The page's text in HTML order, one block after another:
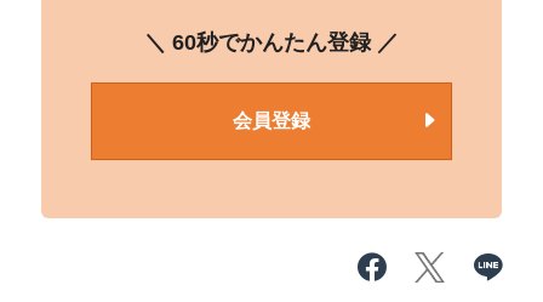
＼ 60秒でかんたん登録 ／
会員登録